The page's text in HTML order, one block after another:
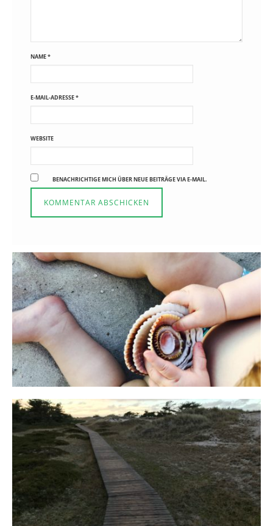
NAME*
E-MAIL-ADRESSE*
WEBSITE
BENACHRICHTIGE MICH ÜBER NEUE BEITRÄGE VIA E-MAIL.
Reisen in der Elternzeit
16. SEPTEMBER 2019
Fischland
12. FEBRUAR 2019